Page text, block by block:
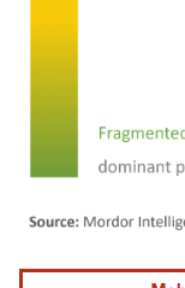
Bild © Mordor